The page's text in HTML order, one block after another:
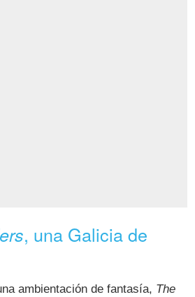
, una Galicia de
ambientación de fantasía, The